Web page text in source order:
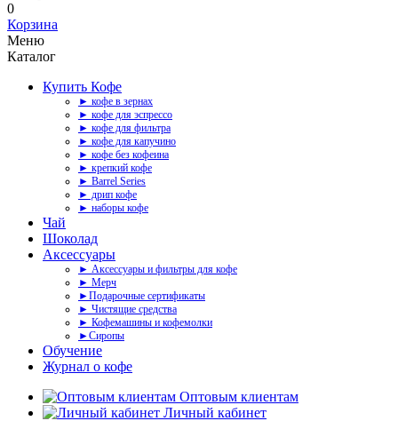
0
Корзина
Меню
Каталог
Купить Кофе
► кофе в зернах
► кофе для эспрессо
► кофе для фильтра
► кофе для капучино
► кофе без кофеина
► крепкий кофе
► Barrel Series
► дрип кофе
► наборы кофе
Чай
Шоколад
Аксессуары
► Аксессуары и фильтры для кофе
► Мерч
►Подарочные сертификаты
► Чистящие средства
► Кофемашины и кофемолки
►Сиропы
Обучение
Журнал о кофе
Оптовым клиентам
Личный кабинет